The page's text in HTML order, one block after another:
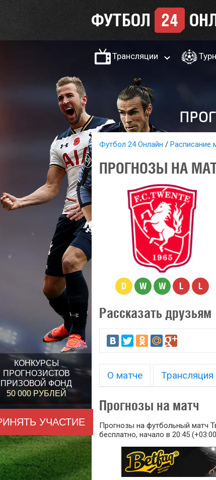
КОНКУРСЫ
ПРОГНОЗИСТОВ
ПРИЗОВОЙ ФОНД
50 000 РУБЛЕЙ
УЧАСТИЕ
Трансляции
Футбол 24 Онлайн Расписание
ПРОГНОЗЫ НА
D W W L L
Рассказать друзьям
О матче Трансляция
Прогнозы на матч
Прогнозы на футбольный матч
бесплатно, начало в 20:45